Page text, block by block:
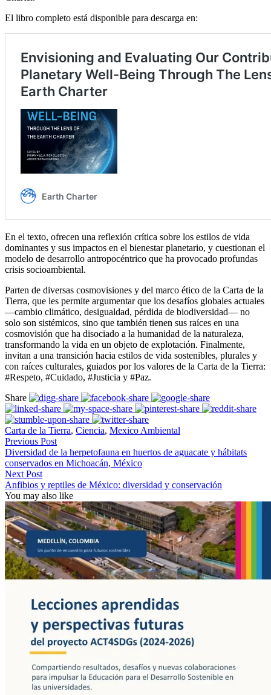
El libro completo está disponible para descarga en:
En el texto, ofrecen una reflexión crítica sobre los estilos de vida
dominantes y sus impactos en el bienestar planetario, y cuestionan el
modelo de desarrollo antropocéntrico que ha provocado profundas
crisis socioambiental.
Parten de diversas cosmovisiones y del marco ético de la Carta de la
Tierra, que les permite argumentar que los desafíos globales actuales
—cambio climático, desigualdad, pérdida de biodiversidad— no
solo son sistémicos, sino que también tienen sus raíces en una
cosmovisión que ha disociado a la humanidad de la naturaleza,
transformando la vida en un objeto de explotación. Finalmente,
invitan a una transición hacia estilos de vida sostenibles, plurales y
con raíces culturales, guiados por los valores de la Carta de la Tierra:
#Respeto, #Cuidado, #Justicia y #Paz.
Share
Carta de la Tierra, Ciencia, Mexico Ambiental
Previous Post
Diversidad de la herpetofauna en huertos de aguacate y hábitats
conservados en Michoacán, México
Next Post
Anfibios y reptiles de México: diversidad y conservación
You may also like